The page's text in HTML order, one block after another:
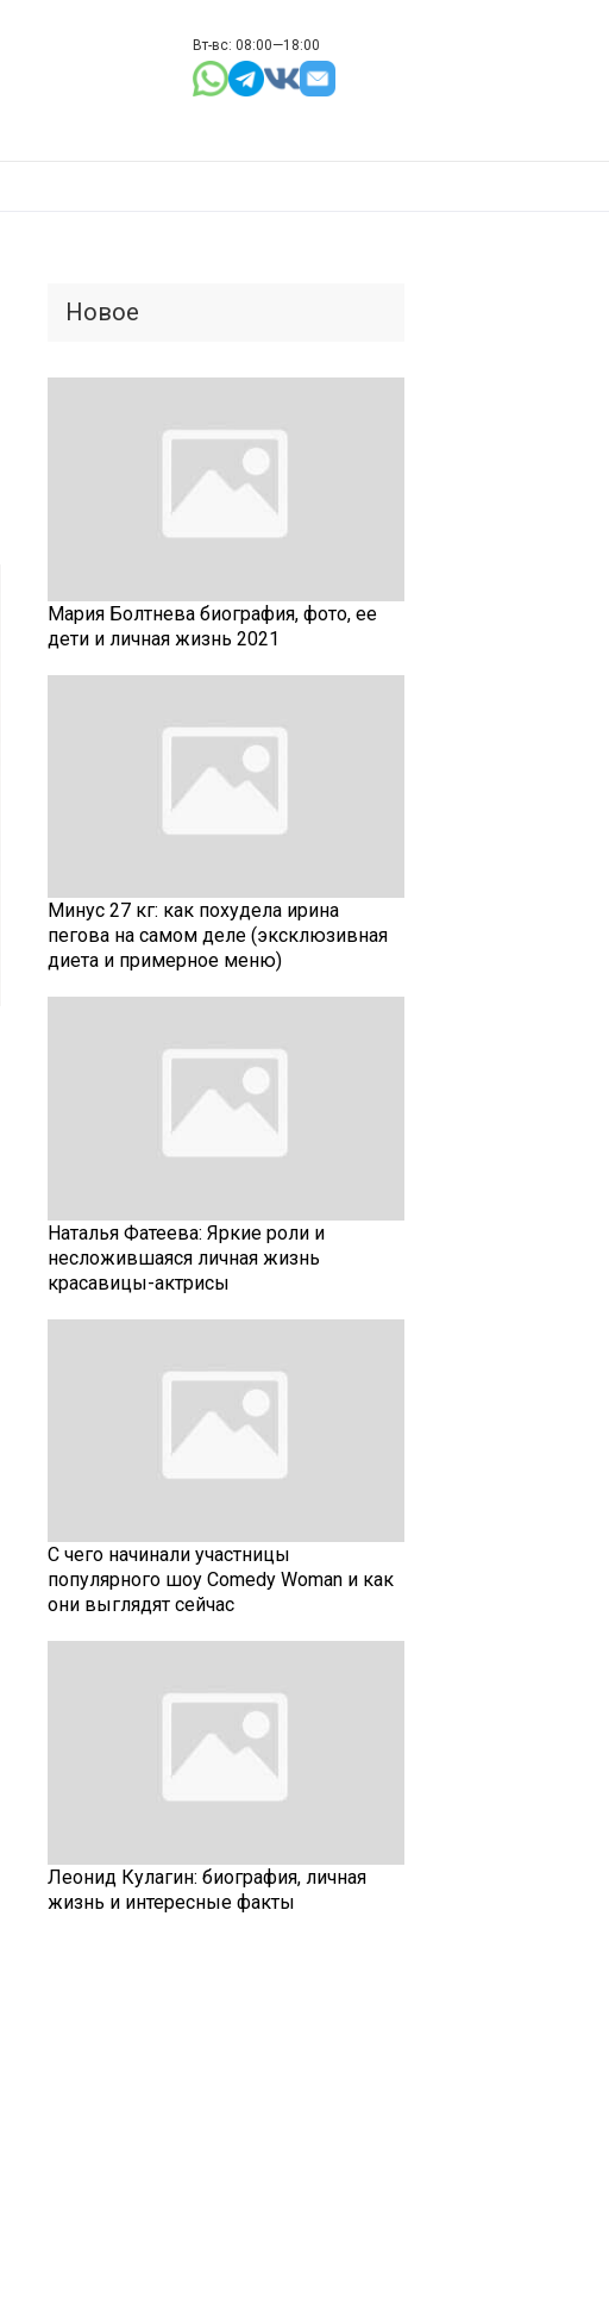
Вт-вс: 08:00—18:00
Новое
Мария Болтнева биография, фото, ее
дети и личная жизнь 2021
Минус 27 кг: как похудела ирина
пегова на самом деле (эксклюзивная
диета и примерное меню)
Наталья Фатеева: Яркие роли и
несложившаяся личная жизнь
красавицы-актрисы
С чего начинали участницы
популярного шоу Comedy Woman и как
они выглядят сейчас
Леонид Кулагин: биография, личная
жизнь и интересные факты